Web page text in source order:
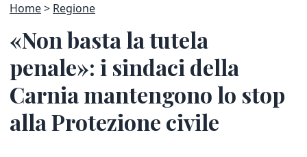
Home Regione
«Non basta la tutela
penale»: i sindaci della
Carnia mantengono lo stop
alla Protezione civile